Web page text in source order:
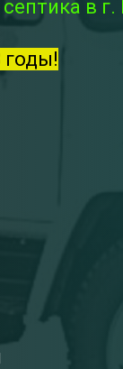
в г.
годы!